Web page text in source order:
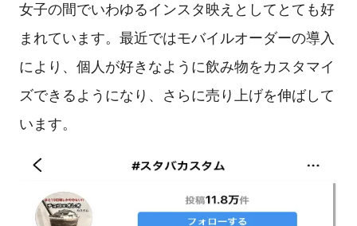
女子の間でいわゆるインスタ映えとしてとても好
まれています。最近ではモバイルオーダーの導入
により、個人が好きなように飲み物をカスタマイ
ズできるようになり、さらに売り上げを伸ばして
います。